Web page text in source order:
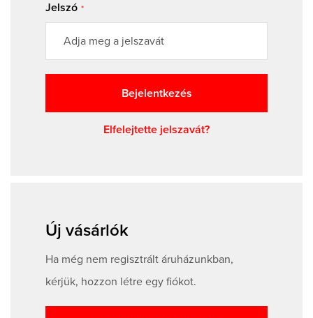
Jelszó
Bejelentkezés
Elfelejtette jelszavát?
Új vásárlók
Ha még nem regisztrált áruházunkban,
kérjük, hozzon létre egy fiókot.